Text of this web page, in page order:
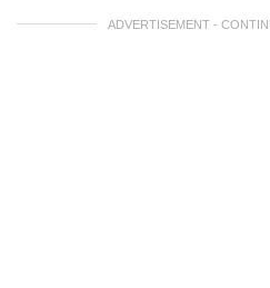
ADVERTISEMENT -